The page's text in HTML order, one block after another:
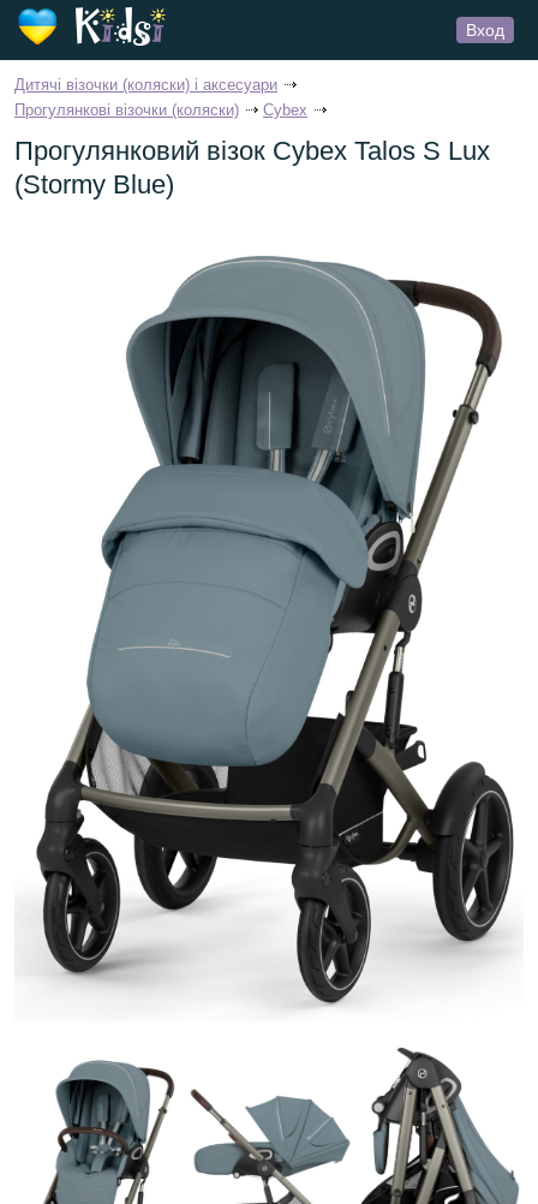
Вход
Дитячі візочки (коляски) і аксесуари
Прогулянкові візочки (коляски)
Cybex
Прогулянковий візок Cybex Talos S Lux
(Stormy Blue)